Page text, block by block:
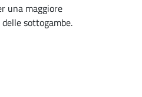
una maggiore
sottogambe.